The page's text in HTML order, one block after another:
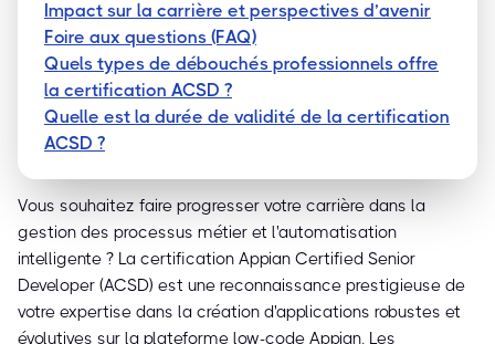
Impact sur la carrière et perspectives d’avenir
Foire aux questions (FAQ)
Quels types de débouchés professionnels offre
la certification ACSD ?
Quelle est la durée de validité de la certification
ACSD ?
Vous souhaitez faire progresser votre carrière dans la
gestion des processus métier et l'automatisation
intelligente ? La certification Appian Certified Senior
Developer (ACSD) est une reconnaissance prestigieuse de
votre expertise dans la création d'applications robustes et
évolutives sur la plateforme low-code Appian. Les